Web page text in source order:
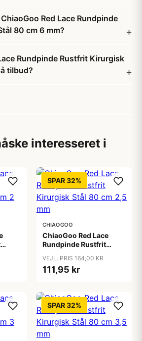
Red Lace Rundpinde
80 cm 6 mm?
Rundpinde Rustfrit Kirurgisk
tilbud?
interesseret i
SPAR 32%
CHIAOGOO
ChiaoGoo Red Lace
Rundpinde Rustfrit
mm
VEJL. PRIS 164,00 KR
111,95 kr
SPAR 32%